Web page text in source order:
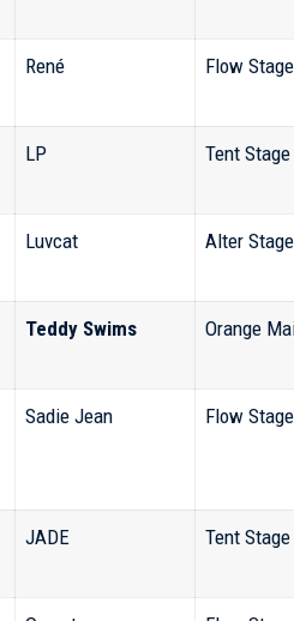
René Flow Stage
LP Tent Stage
Luvcat Alter Stage
Teddy Swims Orange
Sadie Jean Flow Stage
JADE Tent Stage